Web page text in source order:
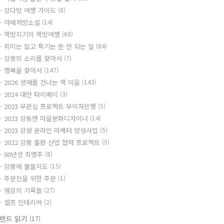
강다방 여행 가이드 (8)
야매처방소설 (14)
책방지기의 책방여행 (60)
취미는 없고 특기는 돈 안 되는 일 (84)
강릉의 소리를 찾아서 (7)
행복을 찾아서 (147)
2026 생애를 건너는 책 이음 (143)
2024 대만 타이베이 (3)
2023 무관심 프로젝트 무이자은행 (5)
2023 강동면 마을문화디자이너 (14)
2023 강원 온라인 마케터 양성사업 (5)
2022 강릉 출판 산업 협력 프로젝트 (5)
80년생 최명주 (8)
강릉에 물들지도 (15)
주문진을 위한 주문 (1)
영감의 기록들 (27)
셀프 인테리어 (2)
드 읽기 (17)